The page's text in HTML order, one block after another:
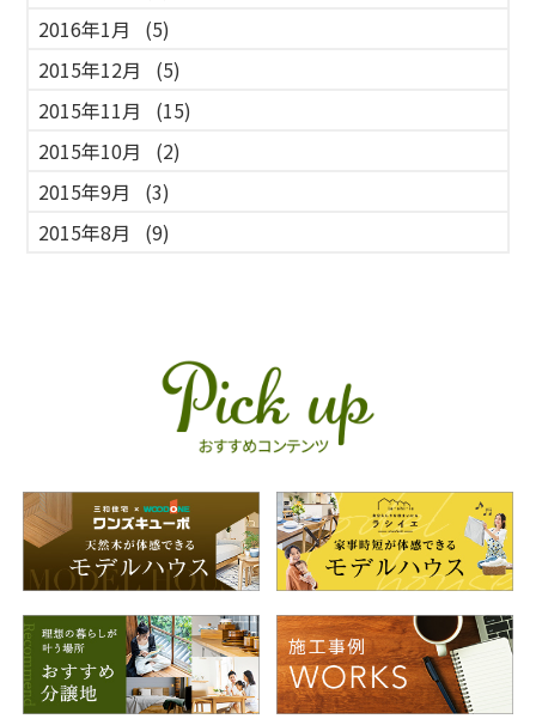
2016年1月
(5)
2015年12月
(5)
2015年11月
(15)
2015年10月
(2)
2015年9月
(3)
2015年8月
(9)